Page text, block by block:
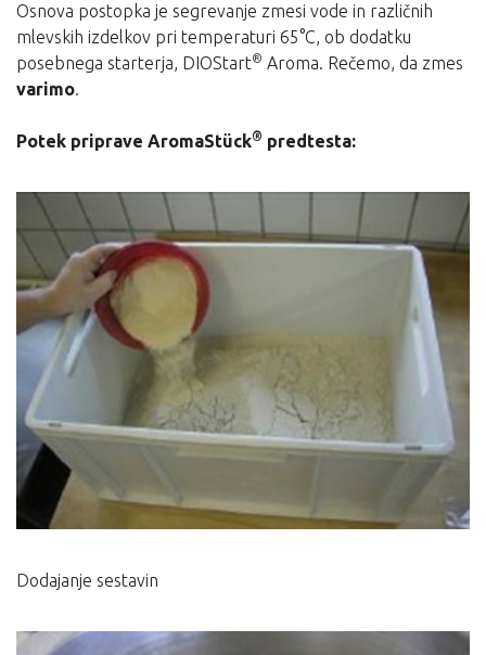
Osnova postopka je segrevanje zmesi vode in različnih
mlevskih izdelkov pri temperaturi 65°C, ob dodatku
posebnega starterja, DIOStart® Aroma. Rečemo, da zmes
varimo.
Potek priprave AromaStück® predtesta:
Dodajanje sestavin